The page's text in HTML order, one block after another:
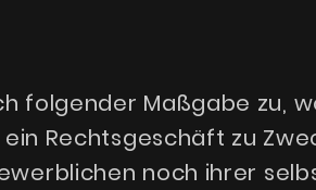
folgender Maßgabe zu,
Rechtsgeschäft zu
noch ihrer